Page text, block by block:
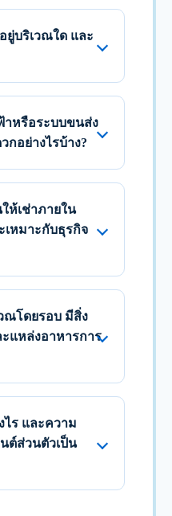
ยู่บริเวณใด และ
าหรือระบบขนส่ง
อย่างไรบ้าง?
ห้เช่าภายใน
เหมาะกับธุรกิจ
ณโดยรอบ มีสิ่ง
แหล่งอาหารการ
ไร และความ
ต์ส่วนตัวเป็น